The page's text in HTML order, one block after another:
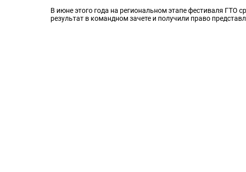
В июне этого года на региональном этапе фестиваля ГТО
результат в командном зачете и получили право